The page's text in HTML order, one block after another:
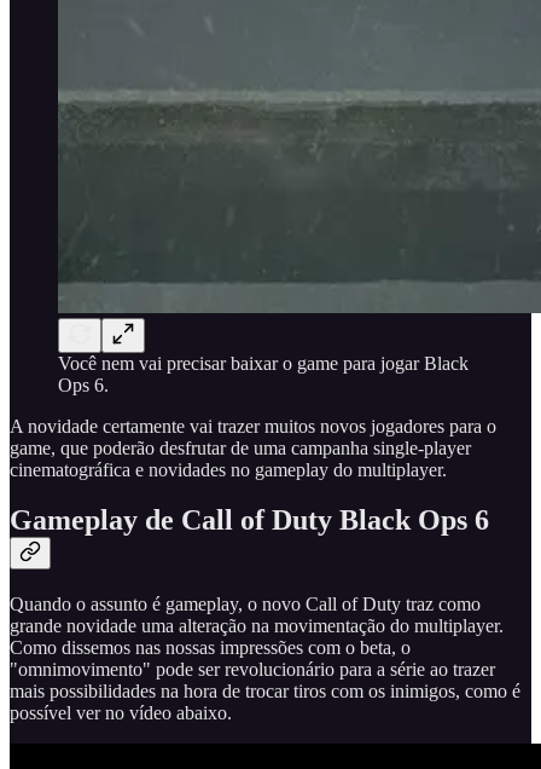
Você nem vai precisar baixar o game para jogar Black
Ops 6.
A novidade certamente vai trazer muitos novos jogadores para o
game, que poderão desfrutar de uma campanha single-player
cinematográfica e novidades no gameplay do multiplayer.
Gameplay de Call of Duty Black Ops 6
Quando o assunto é gameplay, o novo Call of Duty traz como
grande novidade uma alteração na movimentação do multiplayer.
Como dissemos nas nossas impressões com o beta, o
"omnimovimento" pode ser revolucionário para a série ao trazer
mais possibilidades na hora de trocar tiros com os inimigos, como é
possível ver no vídeo abaixo.